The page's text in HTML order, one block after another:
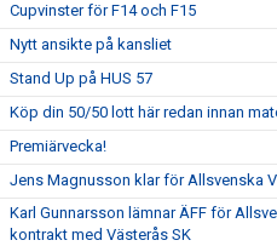
Cupvinster för F14 och F15
Nytt ansikte på kansliet
Stand Up på HUS 57
Köp din 50/50 lott här redan innan
Premiärvecka!
Jens Magnusson klar för Allsvenska
Karl Gunnarsson lämnar ÄFF för
kontrakt med Västerås SK